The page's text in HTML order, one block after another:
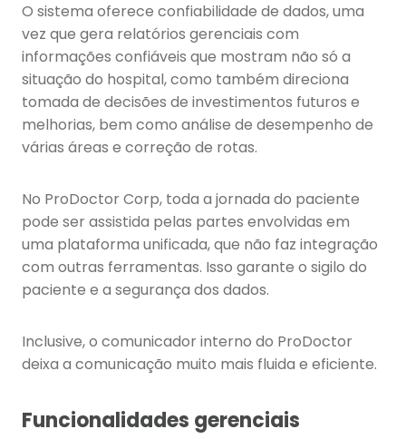
O sistema oferece confiabilidade de dados, uma
vez que gera relatórios gerenciais com
informações confiáveis que mostram não só a
situação do hospital, como também direciona
tomada de decisões de investimentos futuros e
melhorias, bem como análise de desempenho de
várias áreas e correção de rotas.
No ProDoctor Corp, toda a jornada do paciente
pode ser assistida pelas partes envolvidas em
uma plataforma unificada, que não faz integração
com outras ferramentas. Isso garante o sigilo do
paciente e a segurança dos dados.
Inclusive, o comunicador interno do ProDoctor
deixa a comunicação muito mais fluida e eficiente.
Funcionalidades gerenciais